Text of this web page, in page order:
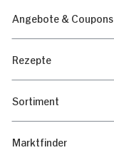
Angebote & Coupons
Rezepte
Sortiment
Marktfinder